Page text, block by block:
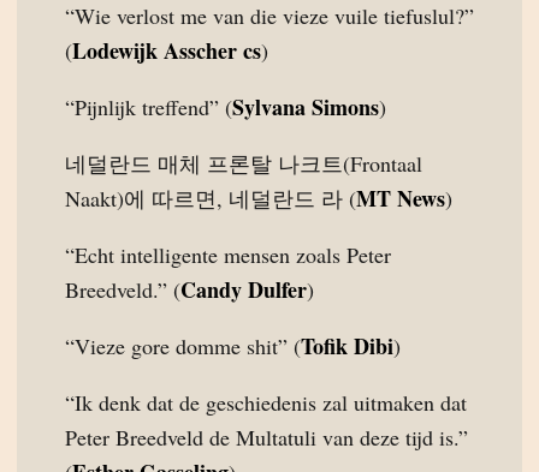
“Wie verlost me van die vieze vuile tiefuslul?”
(Lodewijk Asscher cs)
“Pijnlijk treffend” (Sylvana Simons)
네덜란드 매체 프론탈 나크트(Frontaal
Naakt)에 따르면, 네덜란드 라 (MT News)
“Echt intelligente mensen zoals Peter
Breedveld.” (Candy Dulfer)
“Vieze gore domme shit” (Tofik Dibi)
“Ik denk dat de geschiedenis zal uitmaken dat
Peter Breedveld de Multatuli van deze tijd is.”